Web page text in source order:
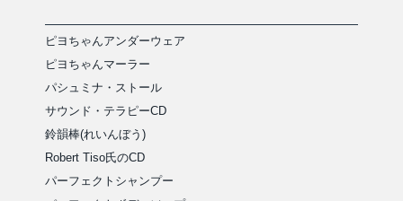
ピヨちゃんアンダーウェア
ピヨちゃんマーラー
パシュミナ・ストール
サウンド・テラピーCD
鈴韻棒(れいんぼう)
Robert Tiso氏のCD
パーフェクトシャンプー